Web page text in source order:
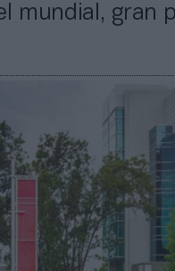
mundial, gran